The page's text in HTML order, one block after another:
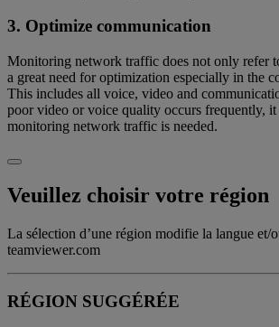
3. Optimize communication
Monitoring network traffic does not only refer
a great need for optimization especially in the
This includes all voice, video and
poor video or voice quality occurs frequently, it
monitoring network traffic is needed.
Veuillez choisir votre région
La sélection d’une région modifie la langue et/
teamviewer.com
RÉGION SUGGÉRÉE